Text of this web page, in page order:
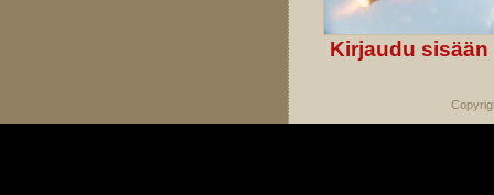
Kirjaudu sisään